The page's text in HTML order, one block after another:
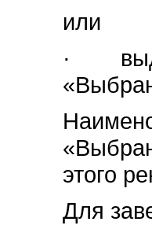
или
·
этого
Для